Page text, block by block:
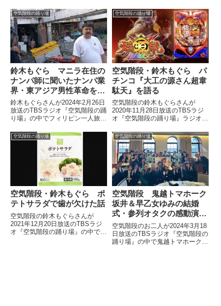
PUNPEEさんが『ODDTAXI』を
歌う際、スカートの澤部さんの代
役として出演して一緒に歌った話
をしていました。
していました。
空気階段の踊り場
鈴木もぐら マニラ在住の
ナンパ師に聞いたナンパ業
界・東アジア男性革命を語
る
鈴木もぐらさんが2024年2月26日
放送のTBSラジオ『空気階段の踊
り場』の中でフィリピン一人旅の
案内所で働いていた頃に知り合っ
たナンパ師と現地で合流した際に
聞いた、世界のナンパ業界で現在
起きている東アジア男性革命につ
いて話していました。
空気階段の踊り場
空気階段・鈴木もぐら パ
チンコ『大工の源さん超韋
駄天』を語る
空気階段の鈴木もぐらさんが
2020年11月28日放送のTBSラジ
オ『空気階段の踊り場』ラジオク
さん超韋駄天』についてトーク。
時速5万発の世界や『吾妻橋ぱち
プロダクション』について話して
いました。【P大工の源さん...
空気階段の踊り場
空気階段・鈴木もぐら ポ
テトサラダで歯が欠けた話
空気階段の鈴木もぐらさんが
2021年12月20日放送のTBSラジ
オ『空気階段の踊り場』の中でポ
空気階段の踊り場
空気階段 鬼越トマホーク
坂井＆早乙女ゆみの結婚
式・参列オタクの感動演出
を語る
空気階段のお二人が2024年3月18
日放送のTBSラジオ『空気階段の
踊り場』の中で鬼越トマホーク・